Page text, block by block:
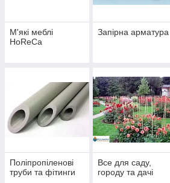
М'які меблі
HoReCa
Запірна арматура
Поліпропіленові
труби та фітинги
Все для саду,
городу та дачі